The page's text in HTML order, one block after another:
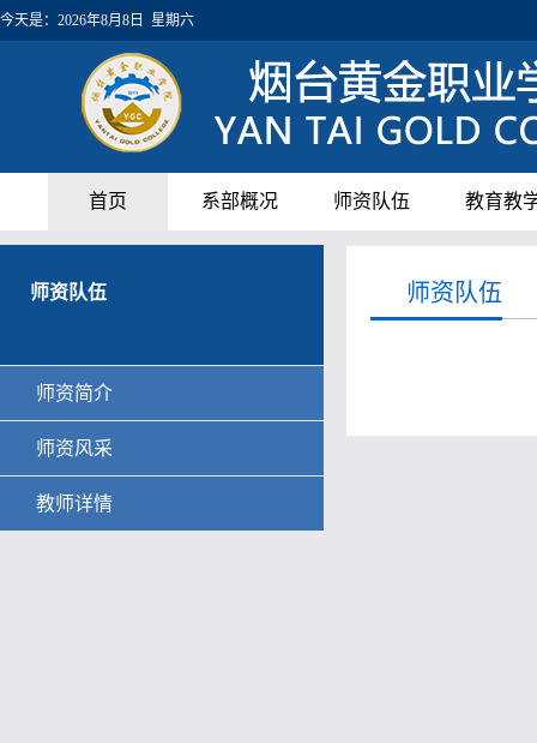
今天是： 2026年8月8日 星期六
首页 系部概况 师资队伍 教育教
师资队伍
师资简介
师资风采
教师详情
师资队伍